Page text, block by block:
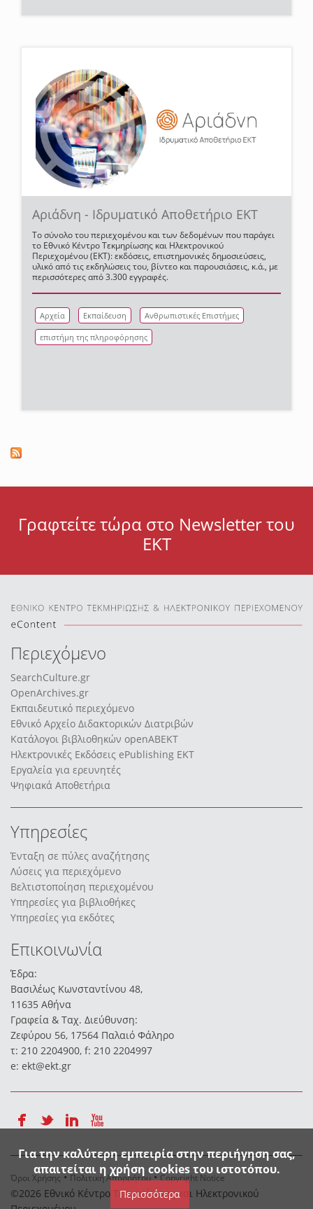
Αριάδνη - Ιδρυματικό Αποθετήριο ΕΚΤ
Το σύνολο του περιεχομένου και των δεδομένων που παράγει
το Εθνικό Κέντρο Τεκμηρίωσης και Ηλεκτρονικού
Περιεχομένου (ΕΚΤ): εκδόσεις, επιστημονικές δημοσιεύσεις,
υλικό από τις εκδηλώσεις του, βίντεο και παρουσιάσεις, κ.ά., με
περισσότερες από 3.300 εγγραφές.
Αρχεία Εκπαίδευση Ανθρωπιστικές Επιστήμες
επιστήμη της πληροφόρησης
Γραφτείτε τώρα στο Newsletter του
ΕΚΤ
Περιεχόμενο
SearchCulture.gr
OpenArchives.gr
Εκπαιδευτικό περιεχόμενο
Εθνικό Αρχείο Διδακτορικών Διατριβών
Κατάλογοι βιβλιοθηκών openABEKT
Ηλεκτρονικές Εκδόσεις ePublishing EKT
Εργαλεία για ερευνητές
Ψηφιακά Αποθετήρια
Υπηρεσίες
Ένταξη σε πύλες αναζήτησης
Λύσεις για περιεχόμενο
Βελτιστοποίηση περιεχομένου
Υπηρεσίες για βιβλιοθήκες
Υπηρεσίες για εκδότες
Επικοινωνία
Έδρα:
Βασιλέως Κωνσταντίνου 48,
11635 Aθήνα
Γραφεία & Ταχ. Διεύθυνση:
Ζεφύρου 56, 17564 Παλαιό Φάληρο
τ: 210 2204900, f: 210 2204997
e: ekt@ekt.gr
Όροι Χρήσης Πολιτική Απορρήτου Copyright Notice
©2026 Εθνικό Κέντρο Τεκμηρίωσης και Ηλεκτρονικού
Για την καλύτερη εμπειρία στην περιήγηση σας,
απαιτείται η χρήση cookies του ιστοτόπου.
Περισσότερα